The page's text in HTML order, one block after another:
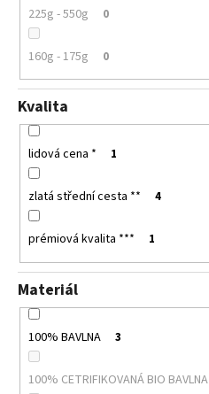
225g - 550g 0
160g - 175g 0
Kvalita
lidová cena * 1
zlatá střední cesta ** 4
prémiová kvalita *** 1
Materiál
100% BAVLNA 3
100% CETRIFIKOVANÁ BIO BAVLNA